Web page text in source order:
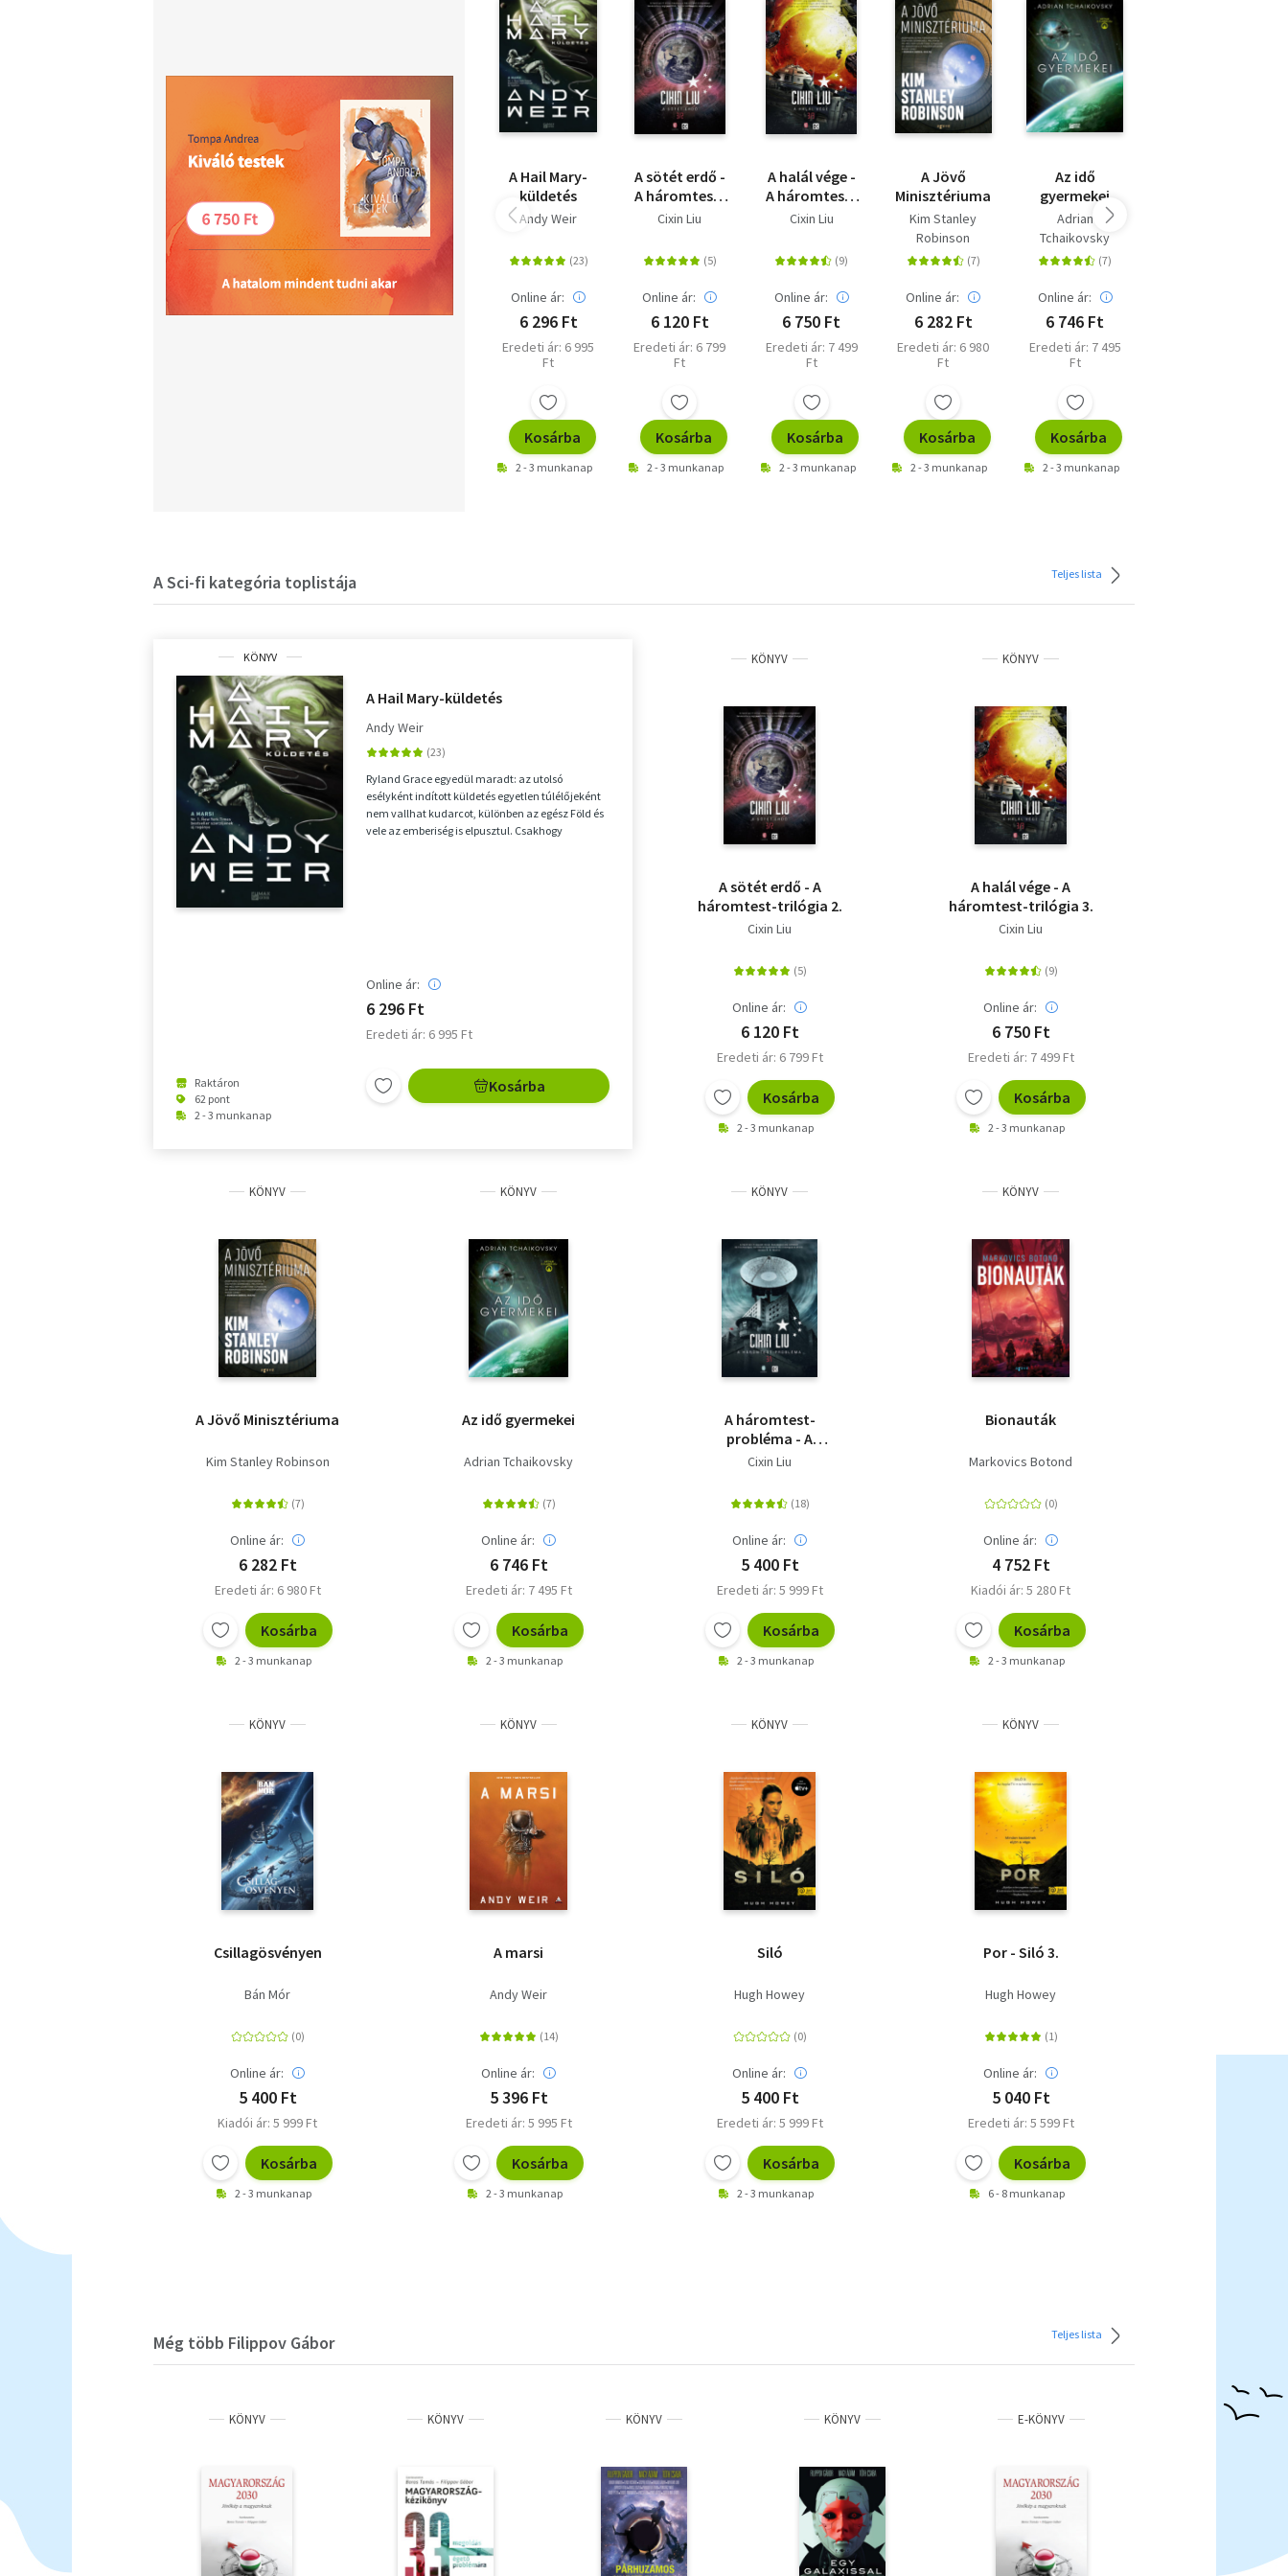
Annamária, Tóth Csaba, Vancsó Éva, Vinkó József, Zsótér Indi Dániel.
A Hail Mary-
küldetés
Andy Weir
Online ár:
6 296 Ft
Eredeti ár: 6 995
Ft
Kosárba
2 - 3 munkanap
A sötét erdő -
A háromtest-
trilógia 2.
Cixin Liu
Online ár:
6 120 Ft
Eredeti ár: 6 799
Ft
Kosárba
2 - 3 munkanap
A halál vége -
A háromtest-
trilógia 3.
Cixin Liu
Online ár:
6 750 Ft
Eredeti ár: 7 499
Ft
Kosárba
2 - 3 munkanap
A Jövő
Minisztériuma
Kim Stanley
Robinson
Online ár:
6 282 Ft
Eredeti ár: 6 980
Ft
Kosárba
2 - 3 munkanap
Az idő
gyermekei
Adrian
Tchaikovsky
Online ár:
6 746 Ft
Eredeti ár: 7 495
Ft
Kosárba
2 - 3 munkanap
A Sci-fi kategória toplistája Teljes lista
KÖNYV
Raktáron
62 pont
2 - 3 munkanap
A Hail Mary-küldetés
Andy Weir
Ryland Grace egyedül maradt: az utolsó
esélyként indított küldetés egyetlen túlélőjeként
nem vallhat kudarcot, különben az egész Föld és
vele az emberiség is elpusztul. Csakhogy
Online ár:
6 296 Ft
Eredeti ár: 6 995 Ft
Kosárba
KÖNYV
A sötét erdő - A
háromtest-trilógia 2.
Cixin Liu
Online ár:
6 120 Ft
Eredeti ár: 6 799 Ft
Kosárba
2 - 3 munkanap
KÖNYV
A halál vége - A
háromtest-trilógia 3.
Cixin Liu
Online ár:
6 750 Ft
Eredeti ár: 7 499 Ft
Kosárba
2 - 3 munkanap
KÖNYV
A Jövő Minisztériuma
Kim Stanley Robinson
Online ár:
6 282 Ft
Eredeti ár: 6 980 Ft
Kosárba
2 - 3 munkanap
KÖNYV
Az idő gyermekei
Adrian Tchaikovsky
Online ár:
6 746 Ft
Eredeti ár: 7 495 Ft
Kosárba
2 - 3 munkanap
KÖNYV
A háromtest-
probléma - A
háromtest-trilógia 1.
Cixin Liu
Online ár:
5 400 Ft
Eredeti ár: 5 999 Ft
Kosárba
2 - 3 munkanap
KÖNYV
Bionauták
Markovics Botond
Online ár:
4 752 Ft
Kiadói ár: 5 280 Ft
Kosárba
2 - 3 munkanap
KÖNYV
Csillagösvényen
Bán Mór
Online ár:
5 400 Ft
Kiadói ár: 5 999 Ft
Kosárba
2 - 3 munkanap
KÖNYV
A marsi
Andy Weir
Online ár:
5 396 Ft
Eredeti ár: 5 995 Ft
Kosárba
2 - 3 munkanap
KÖNYV
Siló
Hugh Howey
Online ár:
5 400 Ft
Eredeti ár: 5 999 Ft
Kosárba
2 - 3 munkanap
KÖNYV
Por - Siló 3.
Hugh Howey
Online ár:
5 040 Ft
Eredeti ár: 5 599 Ft
Kosárba
6 - 8 munkanap
Még több Filippov Gábor Teljes lista
KÖNYV KÖNYV KÖNYV KÖNYV E-KÖNYV ANTIKVÁR